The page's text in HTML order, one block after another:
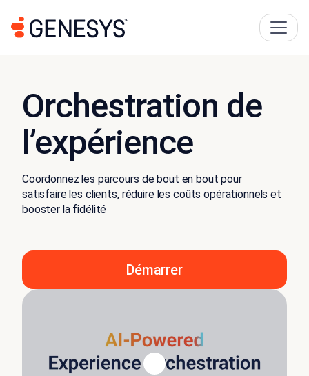
Orchestration de
l’expérience
Coordonnez les parcours de bout en bout pour
satisfaire les clients, réduire les coûts opérationnels et
booster la fidélité
Démarrer